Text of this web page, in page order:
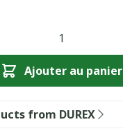
Ajouter au panier
from DUREX